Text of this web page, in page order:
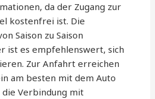
da der Zugang zur
kostenfrei ist. Die
Saison zu Saison
ist es empfehlenswert, sich
Zur Anfahrt erreichen
am besten mit dem Auto
Verbindung mit